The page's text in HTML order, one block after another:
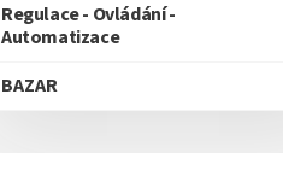
Regulace - Ovládání -
Automatizace
BAZAR